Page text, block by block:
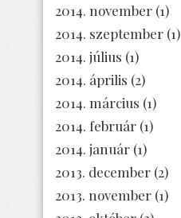
2014. november (1)
2014. szeptember (1)
2014. július (1)
2014. április (2)
2014. március (1)
2014. február (1)
2014. január (1)
2013. december (2)
2013. november (1)